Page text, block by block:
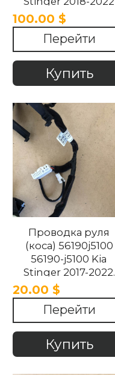
100.00 $
Перейти
Купить
Проводка руля
(коса) 56190j5100
56190-j5100 Kia
Stinger 2017-2022.
20.00 $
Перейти
Купить